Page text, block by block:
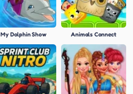
My Dolphin Show Animals Connect